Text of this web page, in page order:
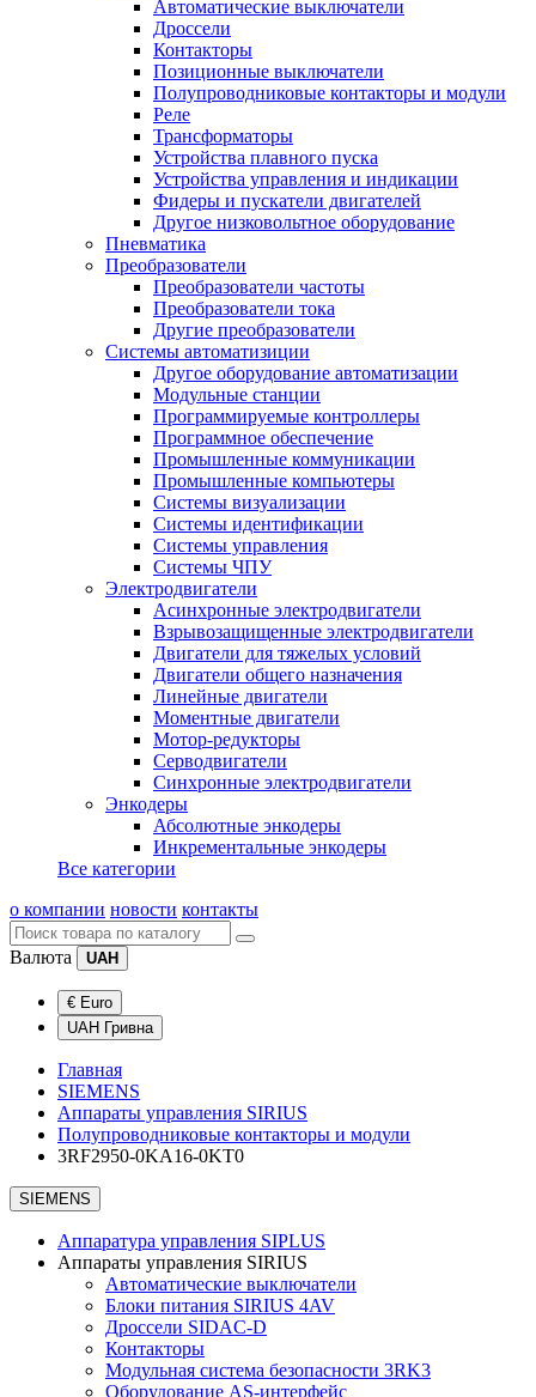
Автоматические выключатели
Дроссели
Контакторы
Позиционные выключатели
Полупроводниковые контакторы и модули
Реле
Трансформаторы
Устройства плавного пуска
Устройства управления и индикации
Фидеры и пускатели двигателей
Другое низковольтное оборудование
Пневматика
Преобразователи
Преобразователи частоты
Преобразователи тока
Другие преобразователи
Системы автоматизиции
Другое оборудование автоматизации
Модульные станции
Программируемые контроллеры
Программное обеспечение
Промышленные коммуникации
Промышленные компьютеры
Системы визуализации
Системы идентификации
Системы управления
Системы ЧПУ
Электродвигатели
Асинхронные электродвигатели
Взрывозащищенные электродвигатели
Двигатели для тяжелых условий
Двигатели общего назначения
Линейные двигатели
Моментные двигатели
Мотор-редукторы
Серводвигатели
Синхронные электродвигатели
Энкодеры
Абсолютные энкодеры
Инкрементальные энкодеры
Все категории
о компании новости контакты
Валюта UAH
€ Euro
UAH Гривна
Главная
SIEMENS
Аппараты управления SIRIUS
Полупроводниковые контакторы и модули
3RF2950-0KA16-0KT0
SIEMENS
Аппаратура управления SIPLUS
Аппараты управления SIRIUS
Автоматические выключатели
Блоки питания SIRIUS 4AV
Дроссели SIDAC-D
Контакторы
Модульная система безопасности 3RK3
Оборудование AS-интерфейс